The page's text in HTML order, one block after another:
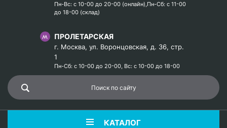
Пн-Вс: с 10-00 до 20-00 (онлайн),Пн-Сб: с 11-00
до 18-00 (склад)
ПРОЛЕТАРСКАЯ
г. Москва, ул. Воронцовская, д. 36, стр.
1
Пн-Сб: с 10-00 до 20-00, Вс: с 10-00 до 18-00
КАТАЛОГ